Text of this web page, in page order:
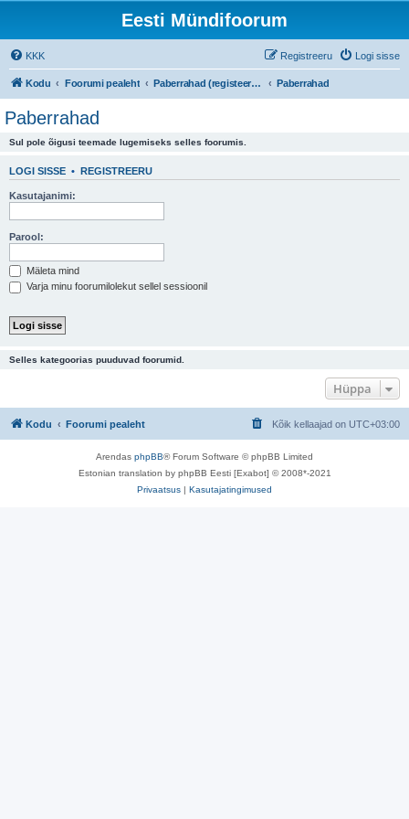
Eesti Mündifoorum
KKK Logi sisse
Registreeru
Kodu Foorumi pealeht Paberrahad (registeeritud kasutajatele) Paberrahad
Paberrahad
Sul pole õigusi teemade lugemiseks selles foorumis.
LOGI SISSE • REGISTREERU
Kasutajanimi:
Parool:
Mäleta mind
Varja minu foorumilolekut sellel sessioonil
Selles kategoorias puuduvad foorumid.
Hüppa
Kodu Foorumi pealeht Kõik kellaajad on UTC+03:00
Arendas phpBB® Forum Software © phpBB Limited
Estonian translation by phpBB Eesti [Exabot] © 2008*-2021
Privaatsus | Kasutajatingimused